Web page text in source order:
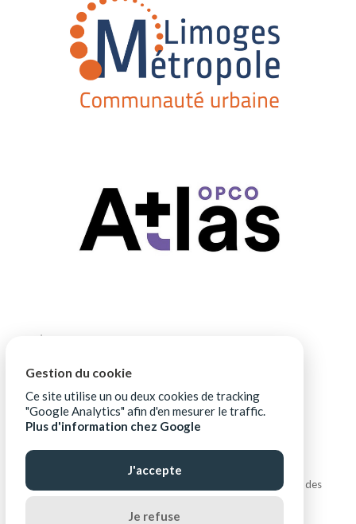
Protection des
Gestion du cookie
Ce site utilise un ou deux cookies de tracking
"Google Analytics" afin d'en mesurer le traffic.
Plus d'information chez Google
J'accepte
Je refuse